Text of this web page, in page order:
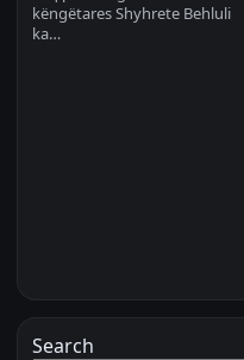
këngëtares Shyhrete Behluli
ka…
Search